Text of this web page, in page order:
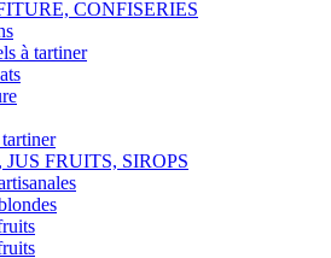
CONFISERIES
à tartiner
tartiner
FRUITS, SIROPS